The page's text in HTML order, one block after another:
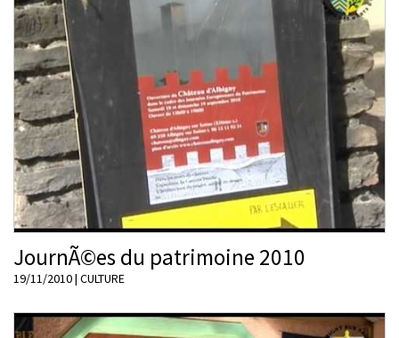
JournÃ©es du patrimoine 2010
19/11/2010| CULTURE